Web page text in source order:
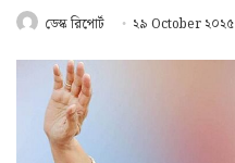
ডেস্ক রিপোর্ট ২৯ October ২০২৫